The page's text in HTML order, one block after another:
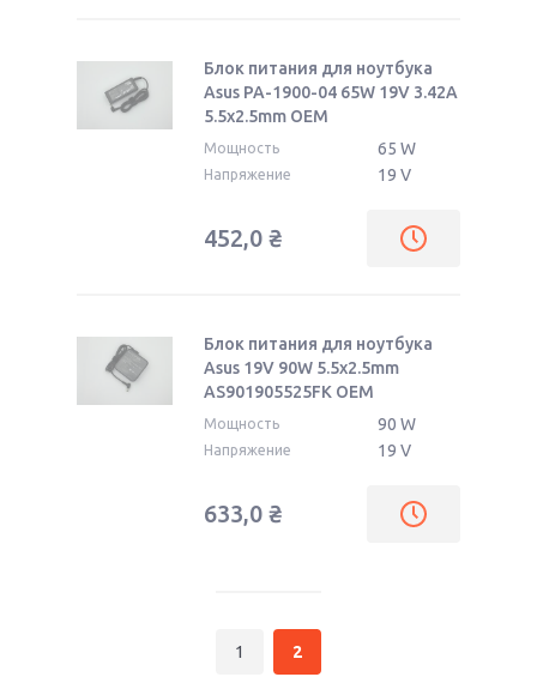
Блок питания для ноутбука
Asus PA-1900-04 65W 19V 3.42A
5.5x2.5mm OEM
Мощность 65 W
Напряжение 19 V
452,0 ₴
Блок питания для ноутбука
Asus 19V 90W 5.5x2.5mm
AS901905525FK OEM
Мощность 90 W
Напряжение 19 V
633,0 ₴
1 2